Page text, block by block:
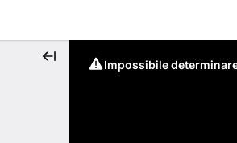
Impossibile